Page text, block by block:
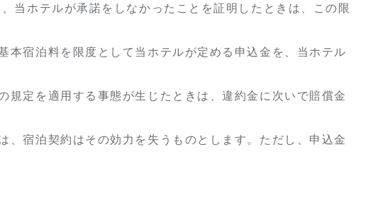
当ホテルが承諾をしなかったことを証明したときは、この限
宿泊料を限度として当ホテルが定める申込金を、当ホテル
定を適用する事態が生じたときは、違約金に次いで賠償金
宿泊契約はその効力を失うものとします。ただし、申込金